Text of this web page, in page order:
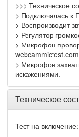
>>> Техническое
> Подключалась к
> Воспроизводит
> Регулятор
> Микрофон
> Микрофон
искажениями.
Техническое
Тест на включение: